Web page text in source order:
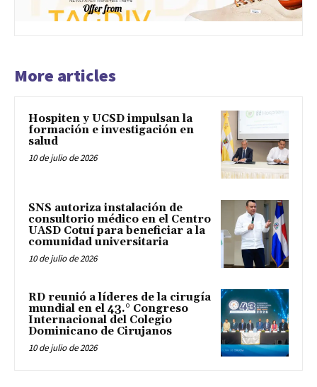
More articles
Hospiten y UCSD impulsan la
formación e investigación en
salud
10 de julio de 2026
SNS autoriza instalación de
consultorio médico en el Centro
UASD Cotuí para beneficiar a la
comunidad universitaria
10 de julio de 2026
RD reunió a líderes de la cirugía
mundial en el 43.° Congreso
Internacional del Colegio
Dominicano de Cirujanos
10 de julio de 2026